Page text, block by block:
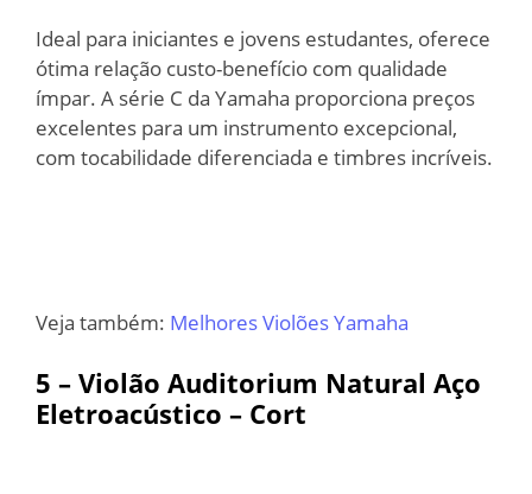
Ideal para iniciantes e jovens estudantes, oferece
ótima relação custo-benefício com qualidade
ímpar. A série C da Yamaha proporciona preços
excelentes para um instrumento excepcional,
com tocabilidade diferenciada e timbres incríveis.
Veja também: Melhores Violões Yamaha
5 – Violão Auditorium Natural Aço
Eletroacústico – Cort